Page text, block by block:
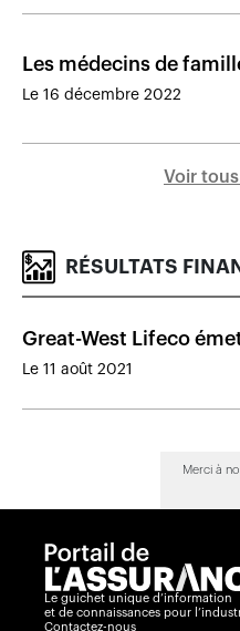
Les médecins de
veulent que les
Le 16 décembre 2022
Voir
RÉSULTATS
Great-West Lifeco
Le 11 août 2021
Merci à
Le guichet unique d’information
et de connaissances pour
Contactez-nous